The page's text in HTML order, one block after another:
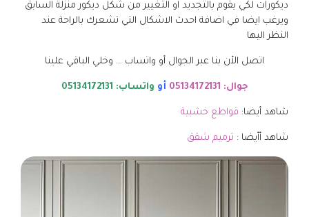
ديكورات لكي يقوم بالتجديد او التغيير من شكل ديكور منزلة السابق
ويرغب ايضا في اضافة احدث الاشكال التي تشعرك بالراحة عند
النظر اليها
اتصل الأن بنا عبر الجوال أو واتساب … وخلي الباقي علينا
جوال: 05134172131 أو واتساب: 05134172131
شاهد أيضا: قواطع خشبية
شاهد أأيضا : ترميم شقق